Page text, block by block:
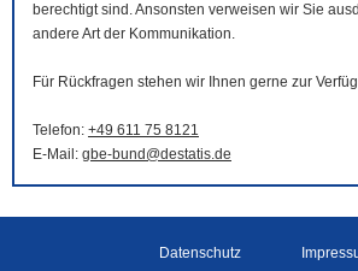
berechtigt sind. Ansonsten verweisen wir Sie
andere Art der Kommunikation.
Für Rückfragen stehen wir Ihnen gerne zur
Telefon: +49 611 75 8121
E-Mail : gbe-bund@destatis.de
Datenschutz